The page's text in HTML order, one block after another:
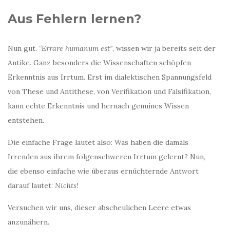
Aus Fehlern lernen?
Nun gut. “Errare humanum est”, wissen wir ja bereits seit der
Antike. Ganz besonders die Wissenschaften schöpfen
Erkenntnis aus Irrtum. Erst im dialektischen Spannungsfeld
von These und Antithese, von Verifikation und Falsifikation,
kann echte Erkenntnis und hernach genuines Wissen
entstehen.
Die einfache Frage lautet also: Was haben die damals
Irrenden aus ihrem folgenschweren Irrtum gelernt? Nun,
die ebenso einfache wie überaus ernüchternde Antwort
darauf lautet: Nichts!
Versuchen wir uns, dieser abscheulichen Leere etwas
anzunähern.